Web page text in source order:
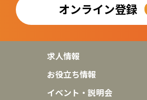
オンライン登録
求人情報
お役立ち情報
イベント・説明会